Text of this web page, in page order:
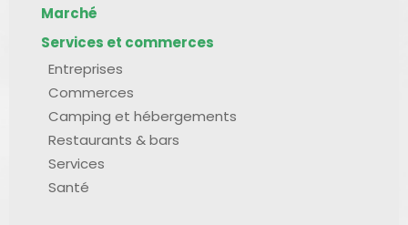
Marché
Services et commerces
Entreprises
Commerces
Camping et hébergements
Restaurants & bars
Services
Santé